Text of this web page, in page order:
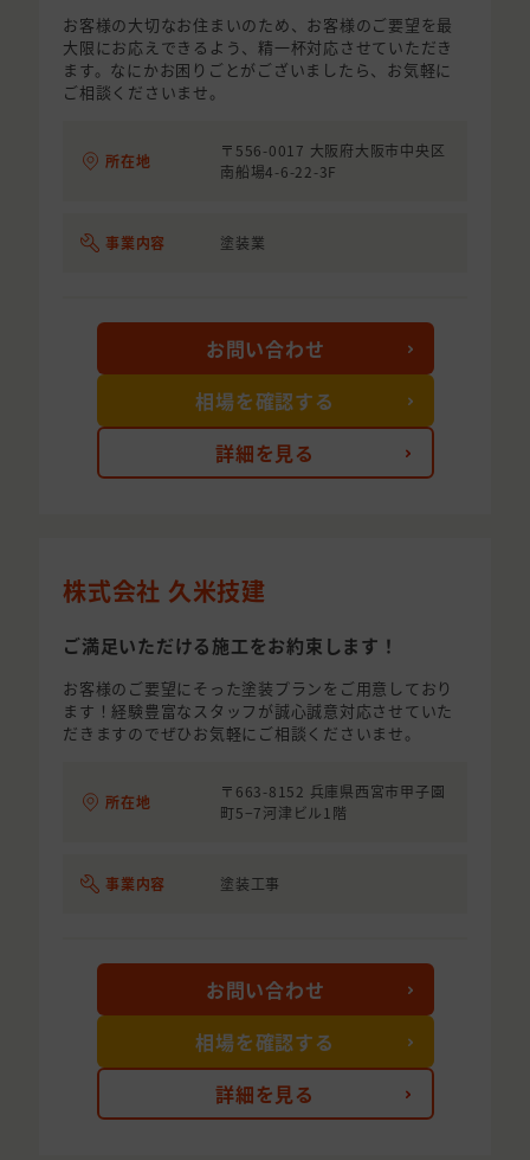
お客様の大切なお住まいのため、お客様のご要望を最
大限にお応えできるよう、精一杯対応させていただき
ます。なにかお困りごとがございましたら、お気軽に
ご相談くださいませ。
所在地
〒556-0017 大阪府大阪市中央区
南船場4-6-22-3F
事業内容 塗装業
詳細を見る
お問い合わせ
相場を確認する
株式会社 久米技建
ご満足いただける施工をお約束します！
お客様のご要望にそった塗装プランをご用意しており
ます！経験豊富なスタッフが誠心誠意対応させていた
だきますのでぜひお気軽にご相談くださいませ。
所在地
〒663-8152 兵庫県西宮市甲子園
町5−7河津ビル1階
事業内容 塗装工事
詳細を見る
お問い合わせ
相場を確認する